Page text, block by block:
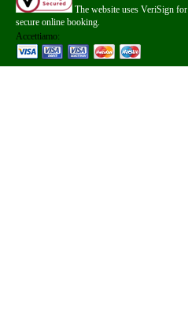
The website uses VeriSign for
secure online booking.
Accettiamo: